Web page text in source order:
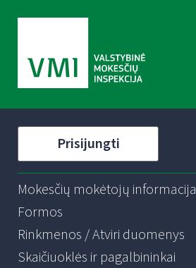
Prisijungti
Mokesčių mokėtojų informacija
Formos
Rinkmenos / Atviri duomenys
Skaičiuoklės ir pagalbininkai